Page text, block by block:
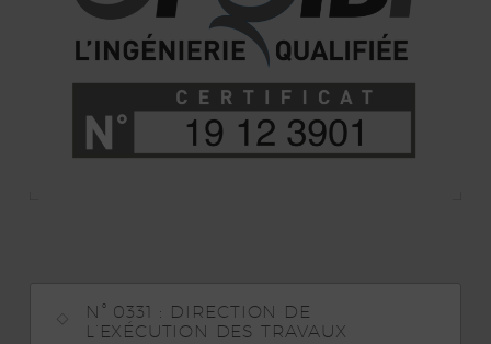
N° 0331 : DIRECTION DE
L’EXÉCUTION DES TRAVAUX